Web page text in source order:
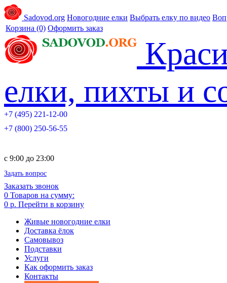
Sadovod.org Новогодние елки Выбрать елку по видео
Корзина (0) Оформить заказ
елки, пихты и
+7 (495) 221-12-00
+7 (800) 250-56-55
c 9:00 до 23:00
Задать вопрос
Заказать звонок
0 Товаров на сумму:
0 р. Перейти в корзину
Живые новогодние елки
Доставка ёлок
Самовывоз
Подставки
Услуги
Как оформить заказ
Контакты